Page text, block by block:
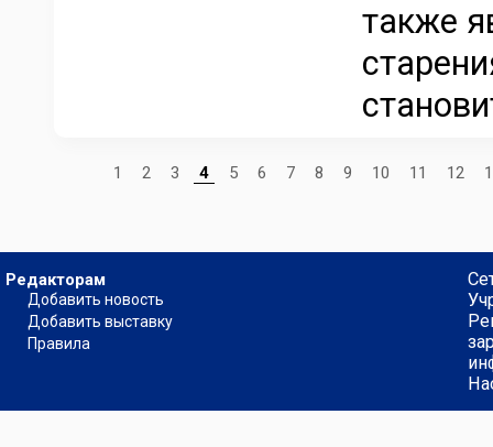
также
1 2 3 4 5 6 7 8 9 10 11 12
Редакторам
Добавить новость
Добавить выставку
Правила